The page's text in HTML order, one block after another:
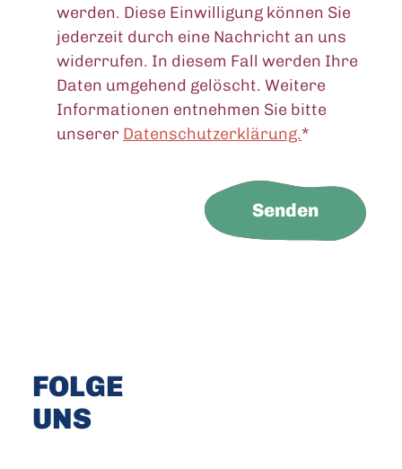
werden. Diese Einwilligung können Sie
jederzeit durch eine Nachricht an uns
widerrufen. In diesem Fall werden Ihre
Daten umgehend gelöscht. Weitere
Informationen entnehmen Sie bitte
unserer Datenschutzerklärung.*
Senden
FOLGE
UNS